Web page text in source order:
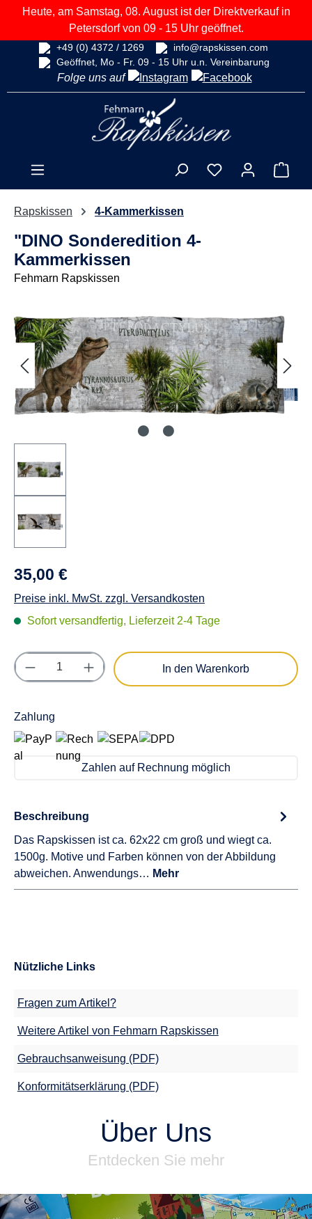
springen
Heute, am Samstag, 08. August ist der Direktverkauf in
Petersdorf von 09 - 15 Uhr geöffnet.
+49 (0) 4372 / 1269
info@rapskissen.com
Geöffnet, Mo - Fr. 09 - 15 Uhr u.n. Vereinbarung
Folge uns auf
Rapskissen 4-Kammerkissen
"DINO Sonderedition 4-
Kammerkissen
Fehmarn Rapskissen
35,00 €
Preise inkl. MwSt. zzgl. Versandkosten
Sofort versandfertig, Lieferzeit 2-4 Tage
Produkt Anzahl: Gib den gewünschten
In den Warenkorb
Zahlung
Zahlen auf Rechnung möglich
Beschreibung
Das Rapskissen ist ca. 62x22 cm groß und wiegt ca.
1500g. Motive und Farben können von der Abbildung
abweichen. Anwendungs… Mehr
Nützliche Links
Fragen zum Artikel?
Weitere Artikel von Fehmarn Rapskissen
Gebrauchsanweisung (PDF)
Konformitätserklärung (PDF)
Über Uns
Entdecken Sie mehr